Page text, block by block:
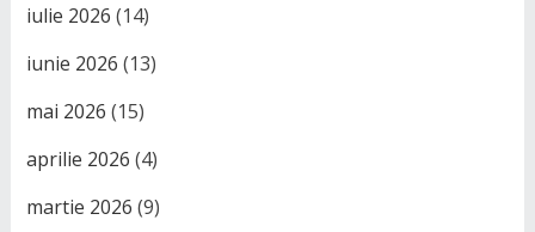
iulie 2026 (14)
iunie 2026 (13)
mai 2026 (15)
aprilie 2026 (4)
martie 2026 (9)